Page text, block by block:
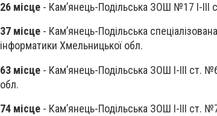
26 місце - Кам’янець-Подільська ЗОШ №17 I-III
37 місце - Кам’янець-Подільська
інформатики Хмельницької обл.
63 місце - Кам’янець-Подільська ЗОШ I-III ст.
обл.
74 місце - Кам’янець-Подільська ЗОШ I-III ст.